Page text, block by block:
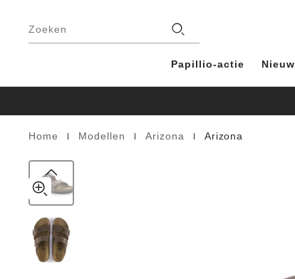
Zoeken
Papillio-actie Nieuw
Homepage
Home Modellen Arizona Arizona
Nubuck
product